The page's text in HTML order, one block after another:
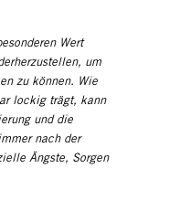
Wert
um
zu können. Wie
lockig trägt, kann
und die
nach der
Ängste, Sorgen